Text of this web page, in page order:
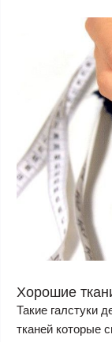
Хорошие
Такие галстуки
тканей которые